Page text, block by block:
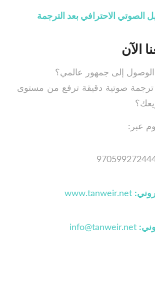
الصوتي الاحترافي بعد الترجمة
الآن
إلى جمهور عالمي؟
صوتية دقيقة ترفع من مستوى
عبر:
www.tanweir.net
info@tanweir.net